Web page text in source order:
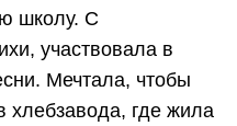
школу. С
участвовала в
Мечтала, чтобы
хлебзавода, где жила